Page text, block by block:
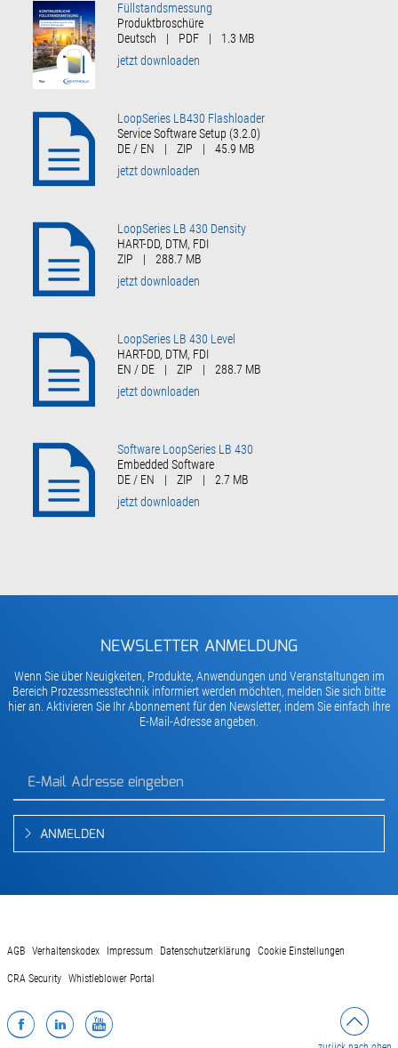
Füllstandsmessung
Produktbroschüre
Deutsch
| PDF |
1.3 MB
jetzt downloaden
LoopSeries LB430 Flashloader
Service Software Setup (3.2.0)
DE / EN
| ZIP |
45.9 MB
jetzt downloaden
LoopSeries LB 430 Density
HART-DD, DTM, FDI
ZIP
|
288.7 MB
jetzt downloaden
LoopSeries LB 430 Level
HART-DD, DTM, FDI
EN / DE
| ZIP |
288.7 MB
jetzt downloaden
Software LoopSeries LB 430
Embedded Software
DE / EN
| ZIP |
2.7 MB
jetzt downloaden
NEWSLETTER ANMELDUNG
Wenn Sie über Neuigkeiten, Produkte, Anwendungen und Veranstaltungen im
Bereich Prozessmesstechnik informiert werden möchten, melden Sie sich bitte
hier an. Aktivieren Sie Ihr Abonnement für den Newsletter, indem Sie einfach Ihre
E-Mail-Adresse angeben.
ANMELDEN
AGB Verhaltenskodex Impressum Datenschutzerklärung Cookie Einstellungen
CRA Security Whistleblower Portal
Facebook
LinkedInYouTube